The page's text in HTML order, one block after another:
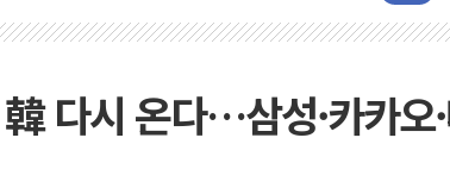
다시 온다…삼성·카카오